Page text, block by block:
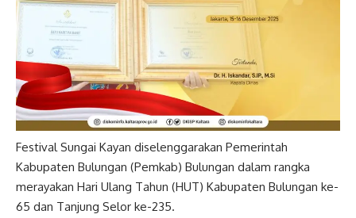
Festival Sungai Kayan diselenggarakan Pemerintah
Kabupaten Bulungan (Pemkab) Bulungan dalam rangka
merayakan Hari Ulang Tahun (HUT) Kabupaten Bulungan ke-
65 dan Tanjung Selor ke-235.